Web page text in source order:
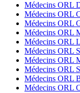
Bus
Médecins ORL
Médecins ORL
Médecins ORL
Médecins ORL
Médecins ORL
Médecins ORL
Médecins ORL
Médecins ORL
Médecins ORL
Médecins ORL